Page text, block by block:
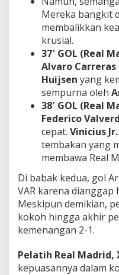
Mereka bangkit
membalikkan
krusial.
37′ GOL (Real
Alvaro Carreras
Huijsen yang
sempurna oleh
38′ GOL (Real
Federico
cepat. Vinicius Jr.
tembakan yang
membawa Real
Di babak kedua, gol
VAR karena dianggap
Meskipun demikian,
kokoh hingga akhir
kemenangan 2-1.
Pelatih Real Madrid,
kepuasannya dalam